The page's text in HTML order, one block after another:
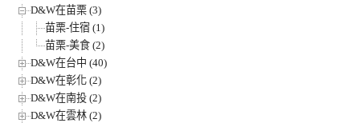
D&W在苗栗 (3)
苗栗-住宿 (1)
苗栗-美食 (2)
D&W在台中 (40)
D&W在彰化 (2)
D&W在南投 (2)
D&W在雲林 (2)